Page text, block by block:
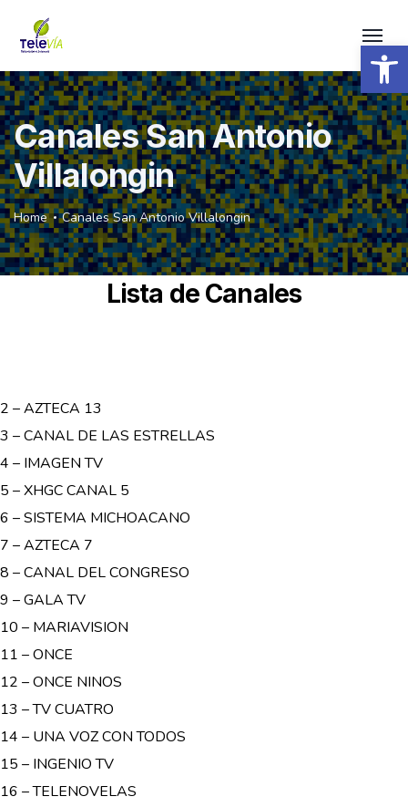
Canales San Antonio
Villalongin
Home Canales San Antonio Villalongin
Lista de Canales
2 – AZTECA 13
3 – CANAL DE LAS ESTRELLAS
4 – IMAGEN TV
5 – XHGC CANAL 5
6 – SISTEMA MICHOACANO
7 – AZTECA 7
8 – CANAL DEL CONGRESO
9 – GALA TV
10 – MARIAVISION
11 – ONCE
12 – ONCE NINOS
13 – TV CUATRO
14 – UNA VOZ CON TODOS
15 – INGENIO TV
16 – TELENOVELAS